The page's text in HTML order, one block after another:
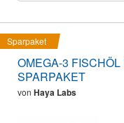
Sparpaket
OMEGA-3
SPARPAKET
von Haya Labs